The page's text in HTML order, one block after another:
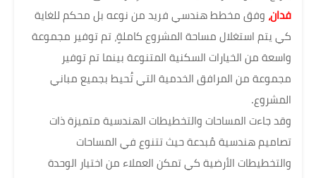
فدان، وفق مخطط هندسي فريد من نوعه بل محكم للغاية
كي يتم استغلال مساحة المشروع كاملةٍ، تم توفير مجموعة
واسعة من الخيارات السكنية المتنوعة بينما تم توفير
مجموعة من المرافق الخدمية التي تُحيط بجميع مباني
المشروع.
وقد جاءت المساحات والتخطيطات الهندسية متميزة ذات
تصاميم هندسية مُبدعة حيث تتنوع في المساحات
والتخطيطات الأرضية كي تمكن العملاء من اختيار الوحدة